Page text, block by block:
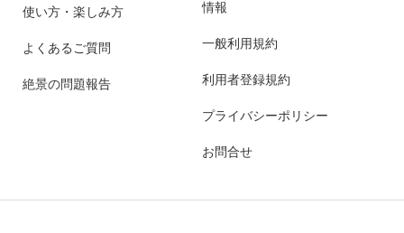
使い方・楽しみ方
よくあるご質問
絶景の問題報告
情報
一般利用規約
利用者登録規約
プライバシーポリシー
お問合せ